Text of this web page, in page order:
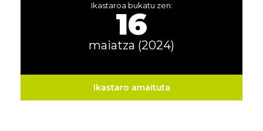
Ikastaroa bukatu zen:
16
maiatza (2024)
Ikastaro amaituta